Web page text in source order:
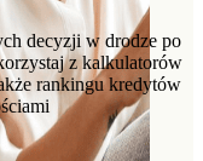
decyzji w drodze po
z kalkulatorów
rankingu kredytów